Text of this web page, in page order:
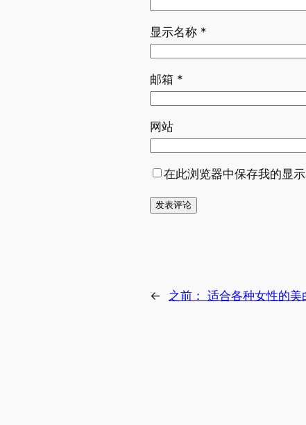
显示名称 *
邮箱 *
网站
在此浏览器中保存我的显
← 之前： 适合各种女性的美